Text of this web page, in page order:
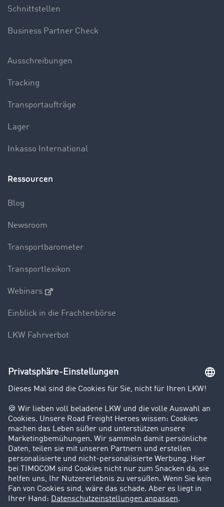
Schnittstellen
Business Partner Check
Ausschreibungen
Tracking
Transportaufträge
Lager
Inkasso International
Ressourcen
Blog
Newsroom
Transportbarometer
Transportlexikon
Webinars
Einblick in die Frachtenbörse
LKW Fahrverbot
Unternehmen
Kunden werben Kunden
Success Stories
Karriere
Support
Kontakt